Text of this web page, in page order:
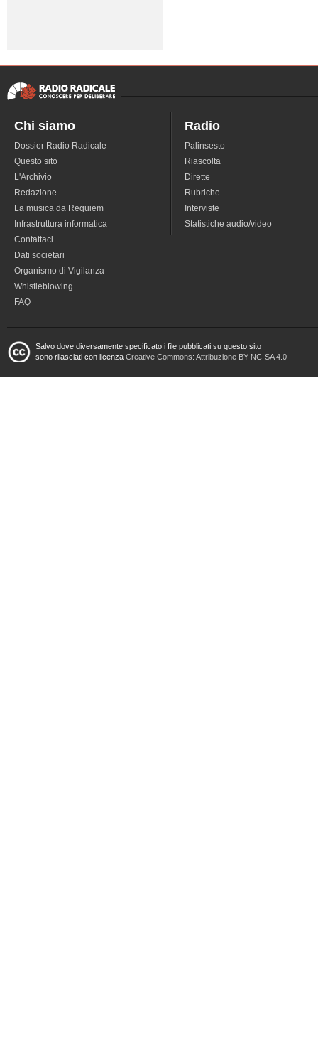
Chi siamo
Dossier Radio Radicale
Questo sito
L'Archivio
Redazione
La musica da Requiem
Infrastruttura informatica
Contattaci
Dati societari
Organismo di Vigilanza
Whistleblowing
FAQ
Radio
Palinsesto
Riascolta
Dirette
Rubriche
Interviste
Statistiche audio/video
Salvo dove diversamente specificato i file pubblicati su questo sito
sono rilasciati con licenza Creative Commons: Attribuzione BY-NC-SA 4.0